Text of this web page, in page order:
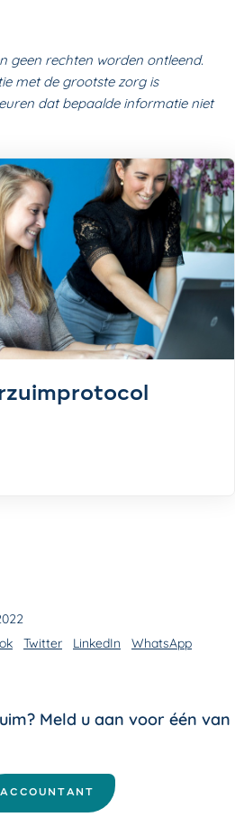
geen rechten worden ontleend.
met de grootste zorg is
dat bepaalde informatie niet
Twitter LinkedIn WhatsApp
Meld u aan voor één van
ACCOUNTANT